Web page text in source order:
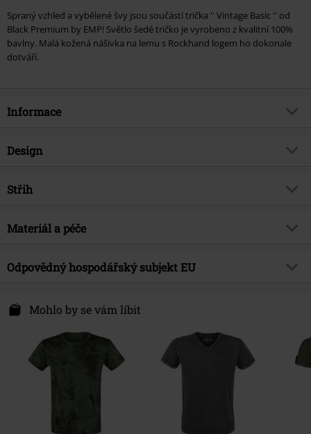
Spraný vzhled a vybělené švy jsou součástí trička '' Vintage Basic '' od
Black Premium by EMP! Světlo šedé tričko je vyrobeno z kvalitní 100%
bavlny. Malá kožená nášivka na lemu s Rockhand logem ho dokonale
dotváří.
Informace
Zboží č.
Brand
Téma produktů
Datum vydání
2/21/24
Design
Typ výrobku
Spůsob praní
Detaily
Nášivka
Tvar límce
Tvar rukávu
Normální rukávy
Délka rukávu
Krátký rukáv
Střih
Střih/vrchní díl
Materiál a péče
Vrchní materiál
100% bavlna
Basic tričko
Regularweight
Odpovědný hospodářský subjekt EU
Darmer Esch 70 a
www.emp.de
Mohlo by se vám líbit